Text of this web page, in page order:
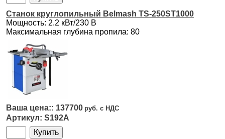
Станок круглопильный Belmash TS-250ST1000
Мощность: 2.2 кВт/230 В
Максимальная глубина пропила: 80
137700
S192A